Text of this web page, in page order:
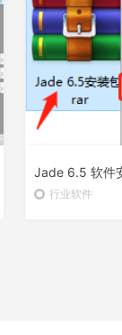
Jade 6.5 软件
行业软件